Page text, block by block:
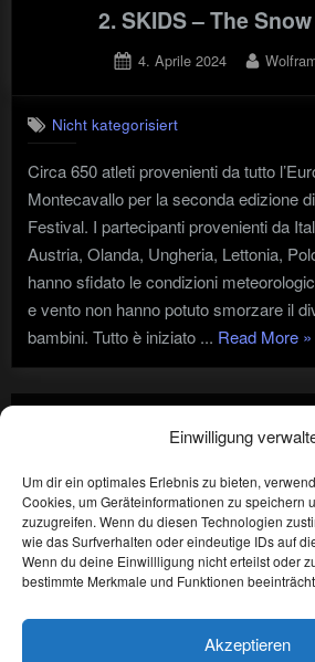
Einwilligung
Um dir ein optimales Erlebnis zu bieten,
Cookies, um Geräteinformationen zu speichern
zuzugreifen. Wenn du diesen Technologien
wie das Surfverhalten oder eindeutige IDs auf
Wenn du deine Einwillligung nicht erteilst oder
bestimmte Merkmale und Funktionen
Akzeptieren
2. SKIDS – The
Posted
4. Aprile 2024 By
Nicht kategorisiert
Circa 650 atleti provenienti da tutto
Montecavallo per la seconda edizione
Festival. I partecipanti provenienti da
Austria, Olanda, Ungheria, Lettonia,
hanno sfidato le condizioni
e vento non hanno potuto smorzare il
bambini. Tutto è iniziato ... Read More"2.
»
Paginazione
articoli
1 2 Successivi
Privacy
Imprint